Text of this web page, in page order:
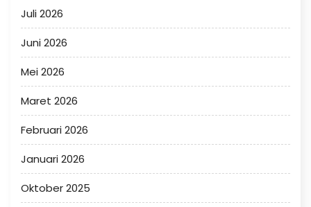
Juli 2026
Juni 2026
Mei 2026
Maret 2026
Februari 2026
Januari 2026
Oktober 2025